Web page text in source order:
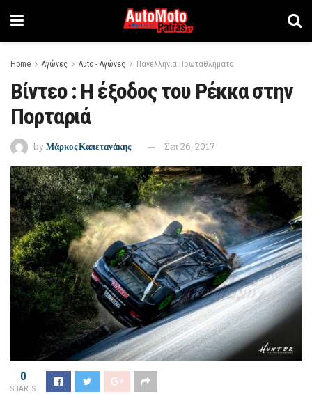
Home Αγώνες Auto - Αγώνες Πανελλήνια Πρωταθλήματα
Βίντεο : Η έξοδος του Ρέκκα στην
Πορταριά
by Μάρκος Καπετανάκης Σεπ 26, 2017
0
SHARES